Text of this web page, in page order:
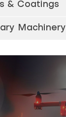
& Coatings
Machinery